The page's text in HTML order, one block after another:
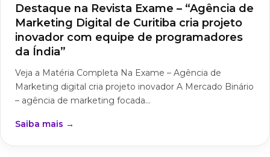
Destaque na Revista Exame – “Agência de
Marketing Digital de Curitiba cria projeto
inovador com equipe de programadores
da Índia”
Veja a Matéria Completa Na Exame – Agência de
Marketing digital cria projeto inovador A Mercado Binário
– agência de marketing focada...
Saiba mais →